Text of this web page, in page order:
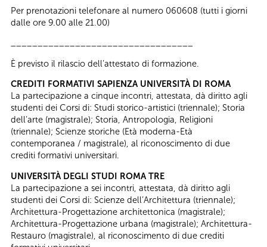
Per prenotazioni telefonare al numero 060608 (tutti i giorni
dalle ore 9.00 alle 21.00)
È previsto il rilascio dell’attestato di formazione.
CREDITI FORMATIVI SAPIENZA UNIVERSITÀ DI ROMA
La partecipazione a cinque incontri, attestata, dà diritto agli
studenti dei Corsi di: Studi storico-artistici (triennale); Storia
dell’arte (magistrale); Storia, Antropologia, Religioni
(triennale); Scienze storiche (Età moderna-Età
contemporanea / magistrale), al riconoscimento di due
crediti formativi universitari.
UNIVERSITÀ DEGLI STUDI ROMA TRE
La partecipazione a sei incontri, attestata, dà diritto agli
studenti dei Corsi di: Scienze dell’Architettura (triennale);
Architettura-Progettazione architettonica (magistrale);
Architettura-Progettazione urbana (magistrale); Architettura-
Restauro (magistrale), al riconoscimento di due crediti